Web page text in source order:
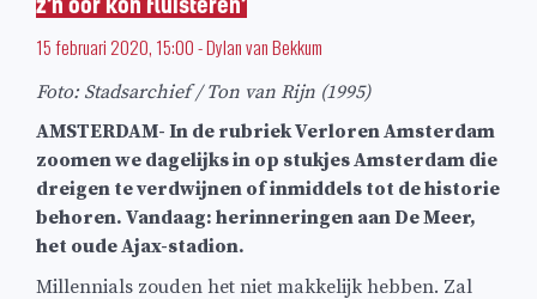
15 februari 2020, 15:00-Dylan van Bekkum
Foto: Stadsarchief / Ton van Rijn (1995)
AMSTERDAM- In de rubriek Verloren Amsterdam
zoomen we dagelijks in op stukjes Amsterdam die
dreigen te verdwijnen of inmiddels tot de historie
behoren. Vandaag: herinneringen aan De Meer,
het oude Ajax-stadion.
Millennials zouden het niet makkelijk hebben. Zal